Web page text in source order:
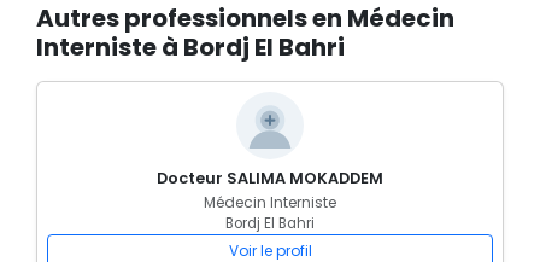
Autres professionnels en Médecin
Interniste à Bordj El Bahri
Docteur SALIMA MOKADDEM
Médecin Interniste
Bordj El Bahri
Voir le profil